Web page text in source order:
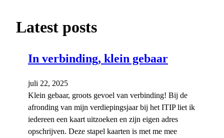
Latest posts
In verbinding, klein gebaar
juli 22, 2025
Klein gebaar, groots gevoel van verbinding! Bij de
afronding van mijn verdiepingsjaar bij het ITIP liet ik
iedereen een kaart uitzoeken en zijn eigen adres
opschrijven. Deze stapel kaarten is met me mee